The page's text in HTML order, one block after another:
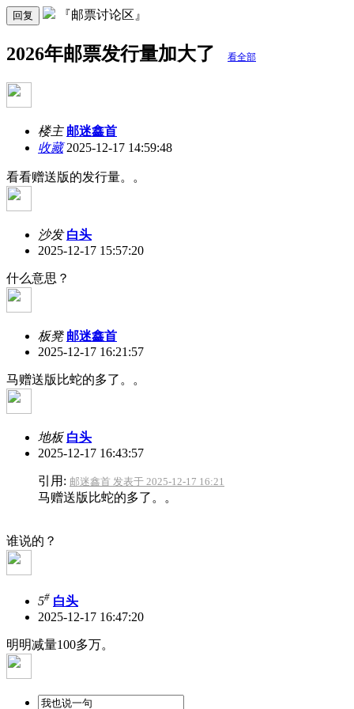
回复 『邮票讨论区』
2026年邮票发行量加大了 看全部
楼主 邮迷鑫首
收藏2025-12-17 14:59:48
看看赠送版的发行量。。
沙发 白头
2025-12-17 15:57:20
什么意思？
板凳 邮迷鑫首
2025-12-17 16:21:57
马赠送版比蛇的多了。。
地板 白头
2025-12-17 16:43:57
引用: 邮迷鑫首 发表于 2025-12-17 16:21
马赠送版比蛇的多了。。
谁说的？
5# 白头
2025-12-17 16:47:20
明明减量100多万。